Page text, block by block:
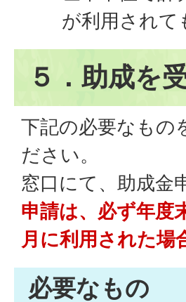
が利用されて
５．助成を
下記の必要なもの
ださい。
窓口にて、助成金
申請は、必ず年度
月に利用された場
必要なもの